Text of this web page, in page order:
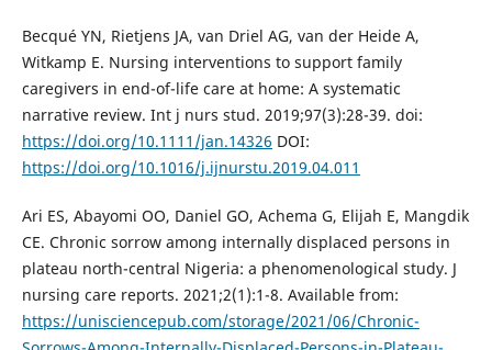
Becqué YN, Rietjens JA, van Driel AG, van der Heide A,
Witkamp E. Nursing interventions to support family
caregivers in end-of-life care at home: A systematic
narrative review. Int j nurs stud. 2019;97(3):28-39. doi:
https://doi.org/10.1111/jan.14326 DOI:
https://doi.org/10.1016/j.ijnurstu.2019.04.011
Ari ES, Abayomi OO, Daniel GO, Achema G, Elijah E, Mangdik
CE. Chronic sorrow among internally displaced persons in
plateau north-central Nigeria: a phenomenological study. J
nursing care reports. 2021;2(1):1-8. Available from:
https://unisciencepub.com/storage/2021/06/Chronic-